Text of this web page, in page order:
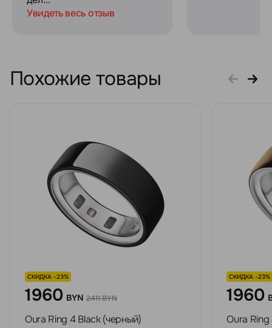
Увидеть весь отзыв
Похожие товары
СКИДКА -23%
1960 BYN 2411 BYN
Oura Ring 4 Black (черный)
СКИДКА -23%
1960
Oura